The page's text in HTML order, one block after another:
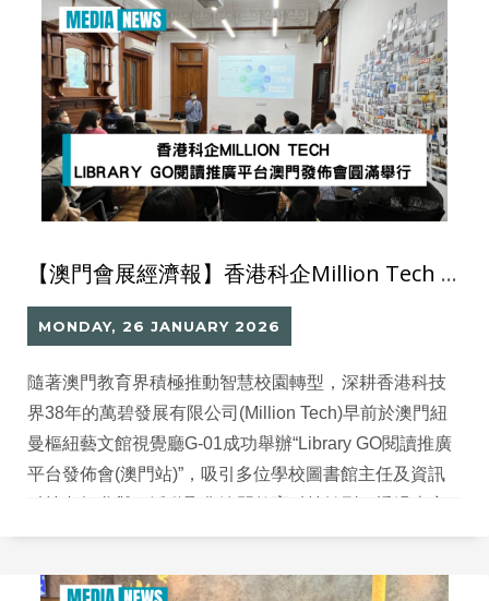
【澳門會展經濟報】香港科企Million Tech Library GO閱讀推廣平台澳門發佈會 圓滿舉行
MONDAY, 26 JANUARY 2026
隨著澳門教育界積極推動智慧校園轉型，深耕香港科技
界38年的萬碧發展有限公司(Million Tech)早前於澳門紐
曼樞紐藝文館視覺廳G-01成功舉辦“Library GO閱讀推廣
平台發佈會(澳門站)”，吸引多位學校圖書館主任及資訊
分享及平台示範，展示AI如何革新圖書館管理與閱讀推